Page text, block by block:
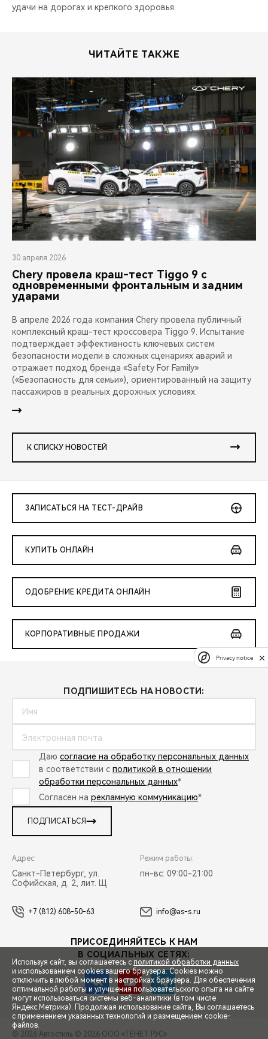
СПЕЦПРЕДЛОЖЕНИЯ
ЗАПИСЬ НА ТЕСТ-ДРАЙВ
удачи на дорогах и крепкого здоровья.
ЧИТАЙТЕ ТАКЖЕ
30 апреля 2026
Chery провела краш-тест Tiggo 9 с
одновременными фронтальным и задним
ударами
В апреле 2026 года компания Chery провела публичный
комплексный краш-тест кроссовера Tiggo 9. Испытание
подтверждает эффективность ключевых систем
безопасности модели в сложных сценариях аварий и
отражает подход бренда «Safety For Family»
(«Безопасность для семьи»), ориентированный на защиту
пассажиров в реальных дорожных условиях.
К СПИСКУ НОВОСТЕЙ
ЗАПИСАТЬСЯ НА ТЕСТ-ДРАЙВ
КУПИТЬ ОНЛАЙН
ОДОБРЕНИЕ КРЕДИТА ОНЛАЙН
КОРПОРАТИВНЫЕ ПРОДАЖИ
ПОДПИШИТЕСЬ НА НОВОСТИ:
Даю согласие на обработку персональных данных
в соответствии с политикой в отношении
обработки персональных данных*
Согласен на рекламную коммуникацию*
ПОДПИСАТЬСЯ
Адрес:
Санкт-Петербург, ул.
Софийская, д. 2, лит. Щ
Режим работы:
пн-вс: 09:00-21:00
+7 (812) 608-50-63 info@as-s.ru
ПРИСОЕДИНЯЙТЕСЬ К НАМ
В СОЦИАЛЬНЫХ СЕТЯХ:
© 2026 Автостиль © 2026 ООО «ТЕНЕТ РУС»
Используя сайт, вы соглашаетесь с политикой обработки данных
и использованием cookies вашего браузера. Cookies можно
отключить в любой момент в настройках браузера. Для обеспечения
оптимальной работы и улучшения пользовательского опыта на сайте
могут использоваться системы веб-аналитики (в том числе
Яндекс.Метрика). Продолжая использование сайта, Вы соглашаетесь
с применением указанных технологий и размещением cookie-
файлов.
Privacy notice